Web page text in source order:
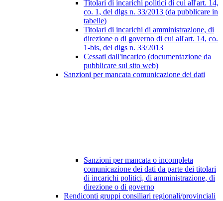
Titolari di incarichi politici di cui all'art. 14,
co. 1, del dlgs n. 33/2013 (da pubblicare in
tabelle)
Titolari di incarichi di amministrazione, di
direzione o di governo di cui all'art. 14, co.
1-bis, del dlgs n. 33/2013
Cessati dall'incarico (documentazione da
pubblicare sul sito web)
Sanzioni per mancata comunicazione dei dati
Sanzioni per mancata o incompleta
comunicazione dei dati da parte dei titolari
di incarichi politici, di amministrazione, di
direzione o di governo
Rendiconti gruppi consiliari regionali/provinciali